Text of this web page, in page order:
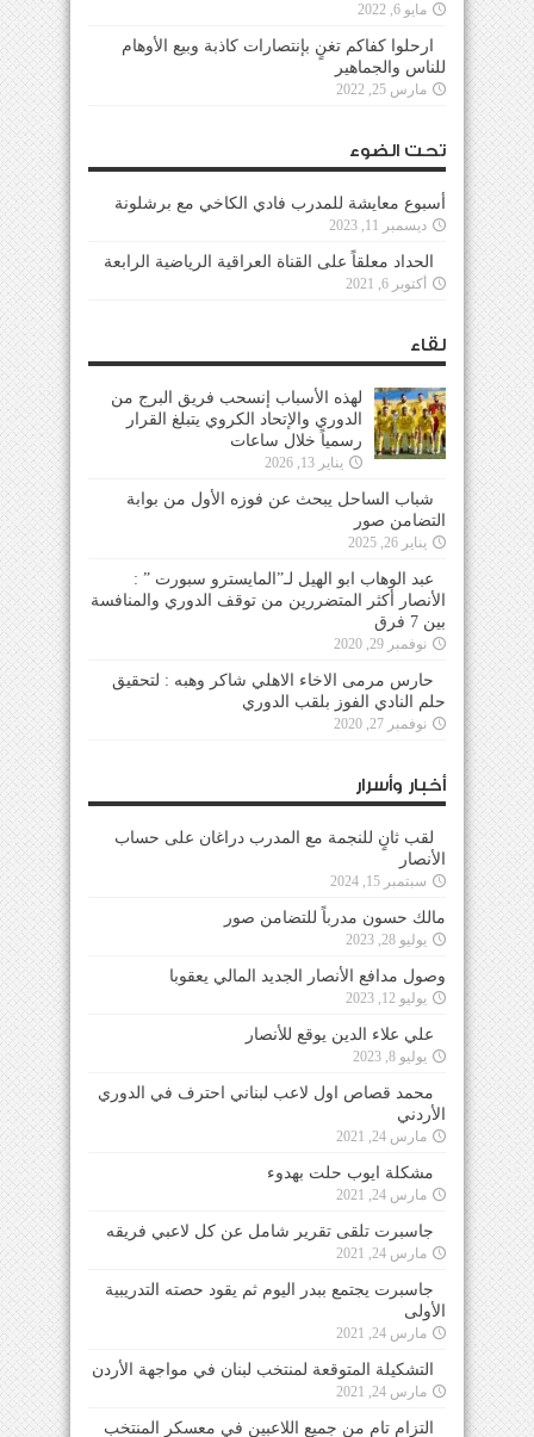
مايو 6, 2022
ارحلوا كفاكم تغنٍ بإنتصارات كاذبة وبيع الأوهام
للناس والجماهير
مارس 25, 2022
تحت الضوء
أسبوع معايشة للمدرب فادي الكاخي مع برشلونة
ديسمبر 11, 2023
الحداد معلقاً على القناة العراقية الرياضية الرابعة
أكتوبر 6, 2021
لقاء
لهذه الأسباب إنسحب فريق البرج من
الدوري والإتحاد الكروي يتبلغ القرار
رسمياً خلال ساعات
يناير 13, 2026
شباب الساحل يبحث عن فوزه الأول من بوابة
التضامن صور
يناير 26, 2025
عبد الوهاب ابو الهيل لـ”المايسترو سبورت ” :
الأنصار أكثر المتضررين من توقف الدوري والمنافسة
بين 7 فرق
نوفمبر 29, 2020
حارس مرمى الاخاء الاهلي شاكر وهبه : لتحقيق
حلم النادي الفوز بلقب الدوري
نوفمبر 27, 2020
أخبار وأسرار
لقب ثانٍ للنجمة مع المدرب دراغان على حساب
الأنصار
سبتمبر 15, 2024
مالك حسون مدرباً للتضامن صور
يوليو 28, 2023
وصول مدافع الأنصار الجديد المالي يعقوبا
يوليو 12, 2023
علي علاء الدين يوقع للأنصار
يوليو 8, 2023
محمد قصاص اول لاعب لبناني احترف في الدوري
الأردني
مارس 24, 2021
مشكلة ايوب حلت بهدوء
مارس 24, 2021
جاسبرت تلقى تقرير شامل عن كل لاعبي فريقه
مارس 24, 2021
جاسبرت يجتمع ببدر اليوم ثم يقود حصته التدريبية
الأولى
مارس 24, 2021
التشكيلة المتوقعة لمنتخب لبنان في مواجهة الأردن
مارس 24, 2021
التزام تام من جميع اللاعبين في معسكر المنتخب